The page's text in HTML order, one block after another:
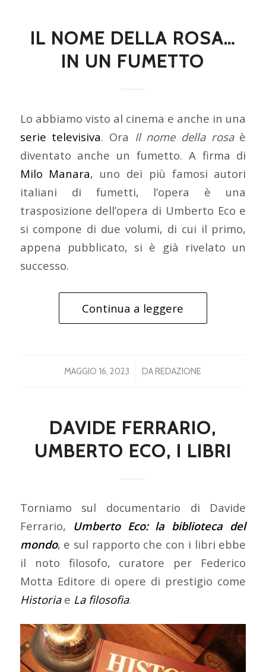
IL NOME DELLA ROSA…
IN UN FUMETTO
Lo abbiamo visto al cinema e anche in una
serie televisiva. Ora Il nome della rosaè
diventato anche un fumetto. A firma di
Milo Manara, uno dei più famosi autori
italiani di fumetti, l’opera è una
trasposizione dell’opera di Umberto Eco e
si compone di due volumi, di cui il primo,
appena pubblicato, si è già rivelato un
successo.
Continua a leggere
MAGGIO 16, 2023
/ DAREDAZIONE
DAVIDE FERRARIO,
UMBERTO ECO, I LIBRI
Torniamo sul documentario di Davide
Ferrario, Umberto Eco: la biblioteca del
mondo, e sul rapporto che con i libri ebbe
il noto filosofo, curatore per Federico
Motta Editore di opere di prestigio come
Historiae La filosofia.